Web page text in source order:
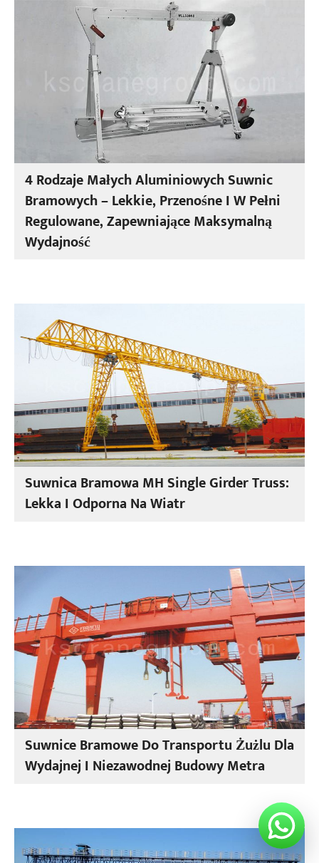
4 Rodzaje Małych Aluminiowych Suwnic
Bramowych – Lekkie, Przenośne I W Pełni
Regulowane, Zapewniające Maksymalną
Wydajność
Suwnica Bramowa MH Single Girder Truss:
Lekka I Odporna Na Wiatr
Suwnice Bramowe Do Transportu Żużlu Dla
Wydajnej I Niezawodnej Budowy Metra